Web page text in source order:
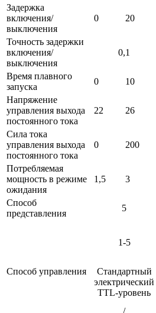
Задержка
включения/
выключения
0 20
Точность задержки
включения/
выключения
0,1
Время плавного
запуска
0 10
Напряжение
управления выхода
постоянного тока
22 26
Сила тока
управления выхода
постоянного тока
0 200
Потребляемая
мощность в режиме
ожидания
1,5 3
Способ
представления
5
Способ управления
1-5
Стандартный
электрический
TTL-уровень
/